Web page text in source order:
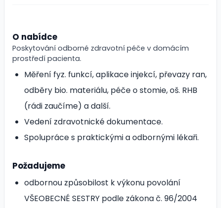
O nabídce
Poskytování odborné zdravotní péče v domácím
prostředí pacienta.
Měření fyz. funkcí, aplikace injekcí, převazy ran,
odběry bio. materiálu, péče o stomie, oš. RHB
(rádi zaučíme) a další.
Vedení zdravotnické dokumentace.
Spolupráce s praktickými a odbornými lékaři.
Požadujeme
odbornou způsobilost k výkonu povolání
VŠEOBECNÉ SESTRY podle zákona č. 96/2004